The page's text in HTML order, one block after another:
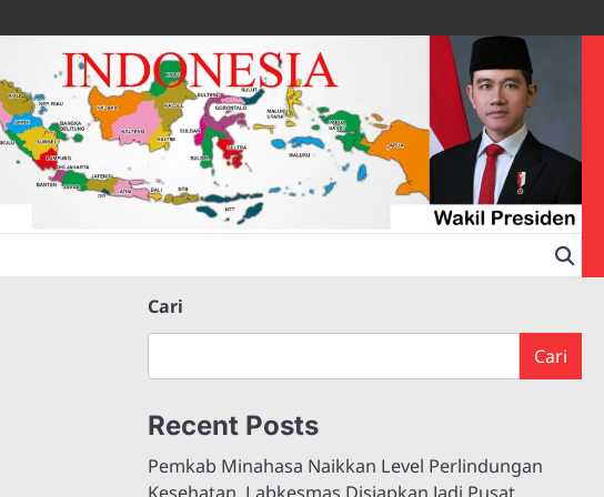
Cari
Cari
Recent Posts
Pemkab Minahasa Naikkan Level Perlindungan